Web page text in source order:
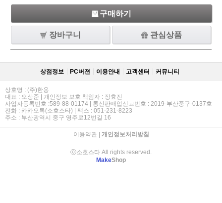
구매하기
장바구니 관심상품
상점정보 PC버젼 이용안내 고객센터 커뮤니티
상호명 : (주)한옹
대표 : 오상준 | 개인정보 보호 책임자 : 장효진
사업자등록번호 :589-88-01174 | 통신판매업신고번호 : 2019-부산중구-0137호
전화 : 카카오톡(소호스타) | 팩스 : 051-231-8223
주소 : 부산광역시 중구 영주로12번길 16
이용약관| 개인정보처리방침
ⓒ소호스타 All rights reserved.
MakeShop